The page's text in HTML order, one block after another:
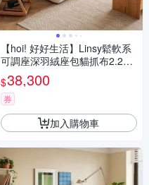
【hoi! 好好生活】Linsy鬆軟系
可調座深羽絨座包貓抓布2.2M
三人沙發 貝母白 BS677
$38,300
券
加入購物車